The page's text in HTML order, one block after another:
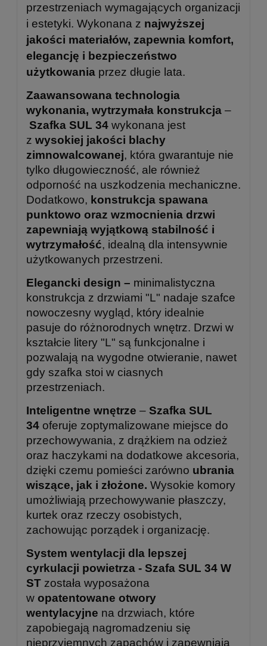
przestrzeniach wymagających organizacji
i estetyki. Wykonana z najwyższej
jakości materiałów, zapewnia komfort,
elegancję i bezpieczeństwo
użytkowania przez długie lata.
Zaawansowana technologia
wykonania, wytrzymała konstrukcja –
Szafka SUL 34 wykonana jest
z wysokiej jakości blachy
zimnowalcowanej, która gwarantuje nie
tylko długowieczność, ale również
odporność na uszkodzenia mechaniczne.
Dodatkowo, konstrukcja spawana
punktowo oraz wzmocnienia drzwi
zapewniają wyjątkową stabilność i
wytrzymałość, idealną dla intensywnie
użytkowanych przestrzeni.
Elegancki design – minimalistyczna
konstrukcja z drzwiami "L" nadaje szafce
nowoczesny wygląd, który idealnie
pasuje do różnorodnych wnętrz. Drzwi w
kształcie litery "L" są funkcjonalne i
pozwalają na wygodne otwieranie, nawet
gdy szafka stoi w ciasnych
przestrzeniach.
Inteligentne wnętrze – Szafka SUL
34 oferuje zoptymalizowane miejsce do
przechowywania, z drążkiem na odzież
oraz haczykami na dodatkowe akcesoria,
dzięki czemu pomieści zarówno ubrania
wiszące, jak i złożone. Wysokie komory
umożliwiają przechowywanie płaszczy,
kurtek oraz rzeczy osobistych,
zachowując porządek i organizację.
System wentylacji dla lepszej
cyrkulacji powietrza - Szafa SUL 34 W
ST została wyposażona
w opatentowane otwory
wentylacyjne na drzwiach, które
zapobiegają nagromadzeniu się
nieprzyjemnych zapachów i zapewniają